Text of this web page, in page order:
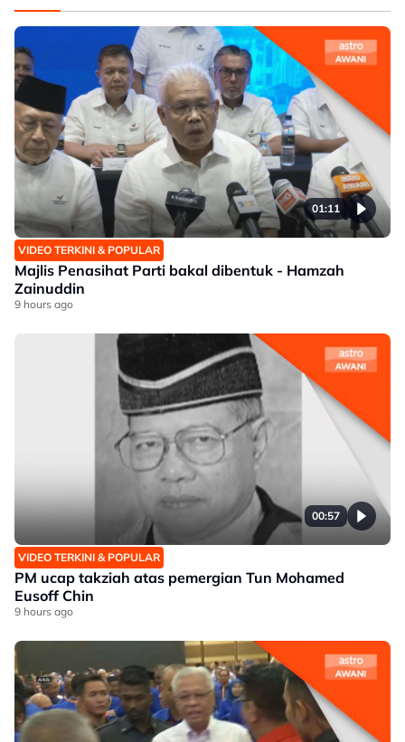
01:11
VIDEO TERKINI & POPULAR
Majlis Penasihat Parti bakal dibentuk - Hamzah
Zainuddin
9 hours ago
00:57
VIDEO TERKINI & POPULAR
PM ucap takziah atas pemergian Tun Mohamed
Eusoff Chin
9 hours ago